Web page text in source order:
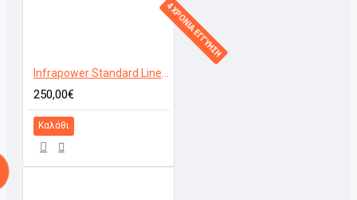
4 ΧΡΟΝΙΑ ΕΓΓΥΗΣΗ
Infrapower Standard Line VCIR-800W
250,00€
Καλάθι